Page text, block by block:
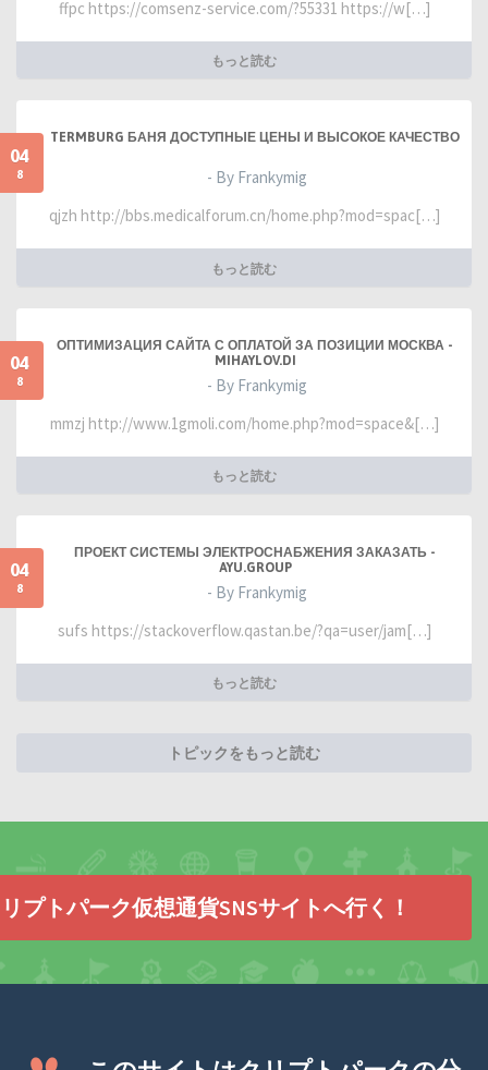
ffpc https://comsenz-service.com/?55331 https://w[…]
もっと読む
04
8
TERMBURG БАНЯ ДОСТУПНЫЕ ЦЕНЫ И ВЫСОКОЕ КАЧЕСТВО
- By Frankymig
qjzh http://bbs.medicalforum.cn/home.php?mod=spac[…]
もっと読む
04
8
ОПТИМИЗАЦИЯ САЙТА С ОПЛАТОЙ ЗА ПОЗИЦИИ МОСКВА -
MIHAYLOV.DI
- By Frankymig
mmzj http://www.1gmoli.com/home.php?mod=space&[…]
もっと読む
04
8
ПРОЕКТ СИСТЕМЫ ЭЛЕКТРОСНАБЖЕНИЯ ЗАКАЗАТЬ -
AYU.GROUP
- By Frankymig
sufs https://stackoverflow.qastan.be/?qa=user/jam[…]
もっと読む
トピックをもっと読む
プトパーク仮想通貨SNSサイトへ行く！